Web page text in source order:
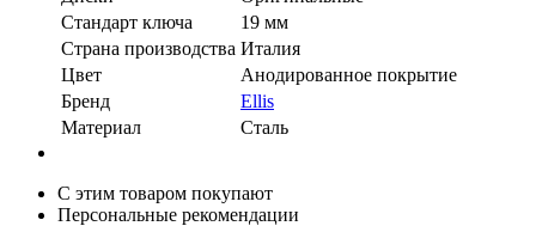
Стандарт ключа
19 мм
Страна производства Италия
Цвет
Анодированное покрытие
Бренд
Ellis
Материал
Сталь
С этим товаром покупают
Персональные рекомендации